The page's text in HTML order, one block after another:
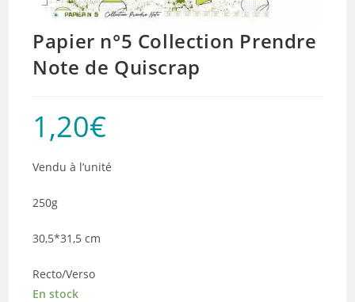
Papier n°5 Collection Prendre
Note de Quiscrap
1,20€
Vendu à l’unité
250g
30,5*31,5 cm
Recto/Verso
En stock